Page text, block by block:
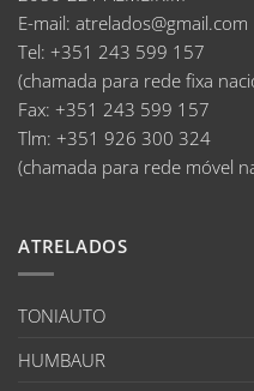
E-mail: atrelados@gmail.com
Tel: +351 243 599 157
(chamada para rede fixa
Fax: +351 243 599 157
Tlm: +351 926 300 324
(chamada para rede móvel
ATRELADOS
TONIAUTO
HUMBAUR